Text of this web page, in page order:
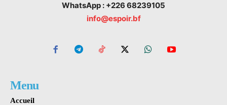
WhatsApp : +226 68239105
info@espoir.bf
Menu
Accueil